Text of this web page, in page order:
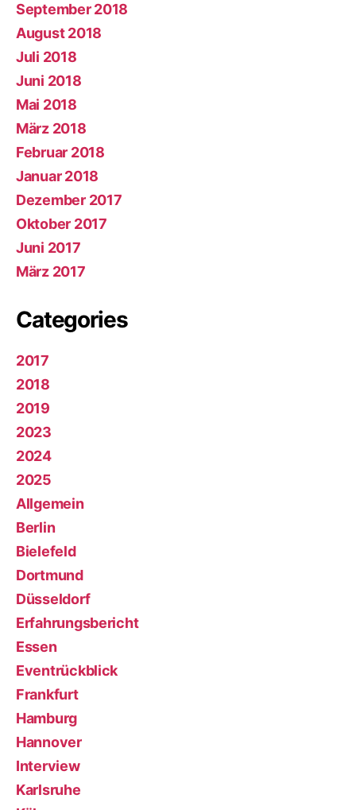
September 2018
August 2018
Juli 2018
Juni 2018
Mai 2018
März 2018
Februar 2018
Januar 2018
Dezember 2017
Oktober 2017
Juni 2017
März 2017
Categories
2017
2018
2019
2023
2024
2025
Allgemein
Berlin
Bielefeld
Dortmund
Düsseldorf
Erfahrungsbericht
Essen
Eventrückblick
Frankfurt
Hamburg
Hannover
Interview
Karlsruhe